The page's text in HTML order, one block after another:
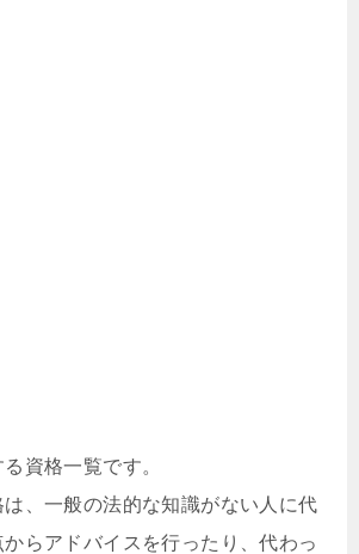
資格一覧です。
、一般の法的な知識がない人に代
らアドバイスを行ったり、代わっ